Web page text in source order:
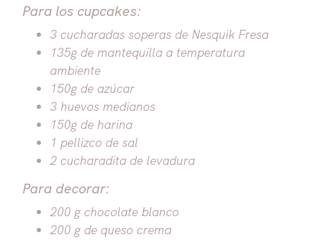
Para los cupcakes:
3 cucharadas soperas de Nesquik Fresa
135g de mantequilla a temperatura
ambiente
150g de azúcar
3 huevos medianos
150g de harina
1 pellizco de sal
2 cucharadita de levadura
Para decorar:
200 g chocolate blanco
200 g de queso crema